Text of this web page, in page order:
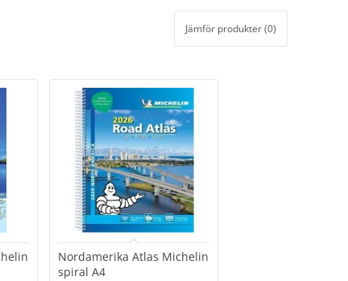
Jämför produkter (0)
Nordamerika Atlas Michelin
spiral A4